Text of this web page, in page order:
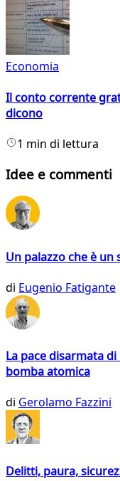
Economia
Il conto corrente
dicono
1 min di lettura
Idee e commenti
Un palazzo che è
di Eugenio Fatigante
La pace disarmata
bomba atomica
di Gerolamo Fazzini
Delitti, paura,